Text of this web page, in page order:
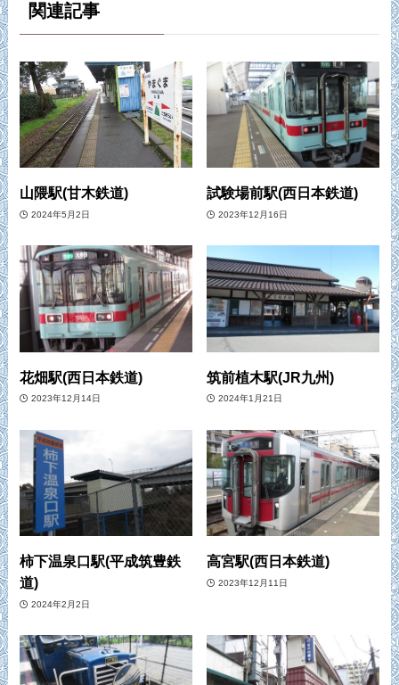
関連記事
山隈駅(甘木鉄道)
2024年5月2日
試験場前駅(西日本鉄道)
2023年12月16日
花畑駅(西日本鉄道)
2023年12月14日
筑前植木駅(JR九州)
2024年1月21日
柿下温泉口駅(平成筑豊鉄
道)
2024年2月2日
高宮駅(西日本鉄道)
2023年12月11日